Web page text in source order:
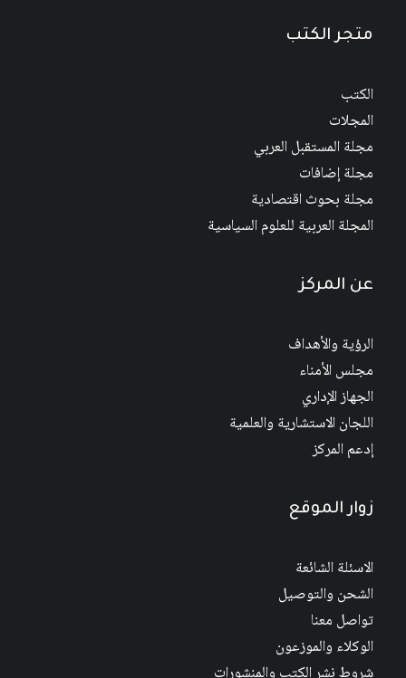
متجر الكتب
الكتب
المجلات
مجلة المستقبل العربي
مجلة إضافات
مجلة بحوث اقتصادية
المجلة العربية للعلوم السياسية
عن المركز
الرؤية والأهداف
مجلس الأمناء
الجهاز الإداري
اللجان الاستشارية والعلمية
إدعم المركز
زوار الموقع
الاسئلة الشائعة
الشحن والتوصيل
تواصل معنا
الوكلاء والموزعون